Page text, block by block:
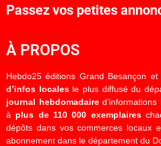
Passez vos petites
À PROPOS
Hebdo25 éditions Grand Besançon et
d’infos localesle plus diffusé du
journal hebdomadaired’informations
à plus de 110 000 exemplaires
dépôts dans vos commerces locaux
abonnement dans le département du